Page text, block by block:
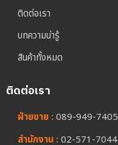
ติดต่อเรา
บทความน่ารู้
สินค้าทั้งหมด
ติดต่อเรา
ฝ่ายขาย :089-949-7405
สำนักงาน :02-571-7044